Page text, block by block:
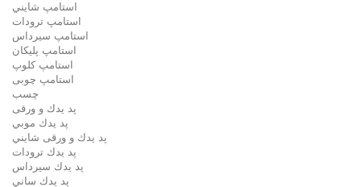
استامپ شايني
استامپ ترودات
استامپ سيرداس
استامپ پلیکان
استامپ کلوپ
استامپ چوبی
چسب
پد يدك و ورقی
پد يدك موبي
پد يدك و ورقی شايني
پد يدك ترودات
پد يدك سيرداس
پد يدك ساني